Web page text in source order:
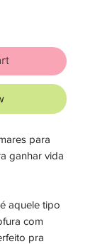
para
ganhar vida
aquele tipo
com
pra